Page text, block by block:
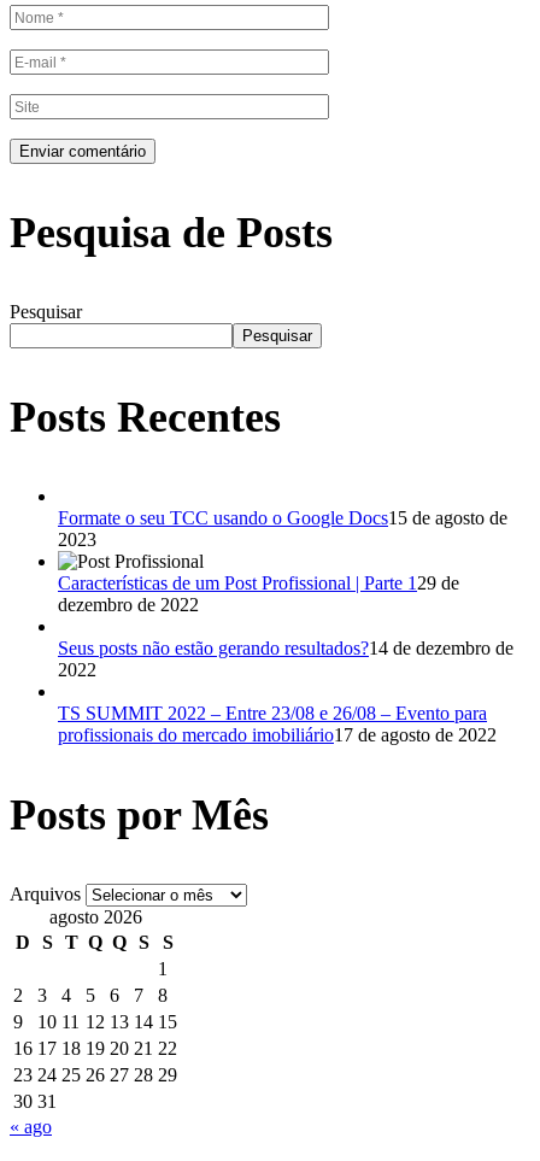
Pesquisa de Posts
Pesquisar
Pesquisar
Posts Recentes
Formate o seu TCC usando o Google Docs15 de agosto de
2023
Características de um Post Profissional | Parte 1 29 de
dezembro de 2022
Seus posts não estão gerando resultados?14 de dezembro de
2022
TS SUMMIT 2022 – Entre 23/08 e 26/08 – Evento para
profissionais do mercado imobiliário17 de agosto de 2022
Posts por Mês
Arquivos
agosto 2026
D
S T Q Q S
S
1
2
3 4 5 6 7
8
9
10 11 12 13 14 15
16 17 18 19 20 21 22
23 24 25 26 27 28 29
30 31
« ago